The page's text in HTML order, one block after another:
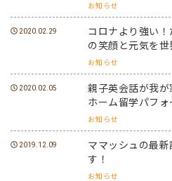
お知らせ
2020.02.29
コロナより強い
の笑顔と元気を世
お知らせ
2020.02.05
親子英会話が我
ホーム留学パフォ
お知らせ
2019.12.09
ママッシュの最
す！
お知らせ